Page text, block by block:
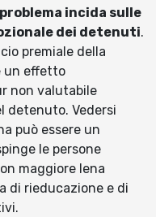
incida sulle
dei detenuti.
premiale della
un effetto
non valutabile
detenuto. Vedersi
può essere un
le persone
maggiore lena
di rieducazione e di